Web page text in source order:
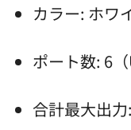
カラー: ホワ
ポート数: 6
合計最大出